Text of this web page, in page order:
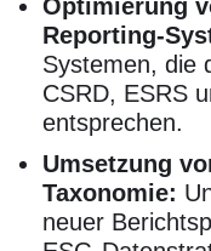
Optimierung
Reporting-
Systemen, die
CSRD, ESRS
entsprechen.
Umsetzung
Taxonomie:
neuer